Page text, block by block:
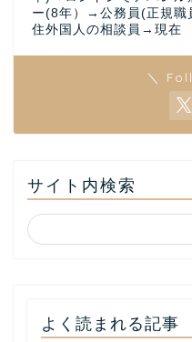
ー(8年）→公務員(正規
住外国人の相談員→現在
＼
サイト内検索
よく読まれる記事